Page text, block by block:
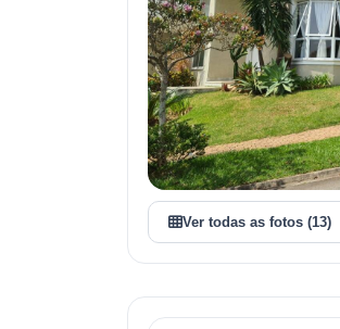
Ver todas as fotos (13)